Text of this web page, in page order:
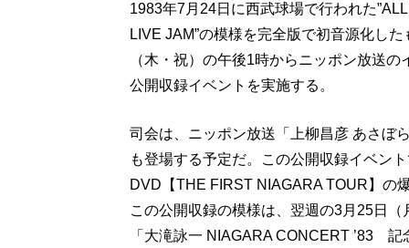
1983年7月24日に西武球場で行われた
LIVE JAM”の模様を完全版で初音源化し
（木・祝）の午後1時からニッポン放送
公開収録イベントを実施する。
司会は、ニッポン放送「上柳昌彦 あさぼ
も登場する予定だ。この公開収録イベン
DVD【THE FIRST NIAGARA TOUR】の
この公開収録の模様は、翌週の3月25日
「大滝詠一 NIAGARA CONCERT ’83